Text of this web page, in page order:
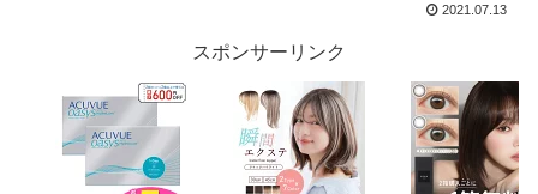
2021.07.13
スポンサーリンク